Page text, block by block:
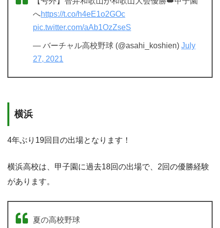
へhttps://t.co/h4eE1o2GOc
pic.twitter.com/aAb1OzZseS
— バーチャル高校野球 (@asahi_koshien) July
27, 2021
横浜
4年ぶり19回目の出場となります！
横浜高校は、甲子園に過去18回の出場で、2回の優勝経験
があります。
夏の高校野球